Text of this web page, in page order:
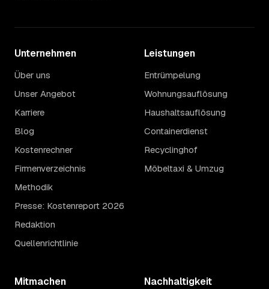
Unternehmen
Über uns
Unser Angebot
Karriere
Blog
Kostenrechner
Firmenverzeichnis
Methodik
Presse: Kostenreport 2026
Redaktion
Quellenrichtlinie
Leistungen
Entrümpelung
Wohnungsauflösung
Haushaltsauflösung
Containerdienst
Recyclinghof
Möbeltaxi & Umzug
Mitmachen Nachhaltigkeit